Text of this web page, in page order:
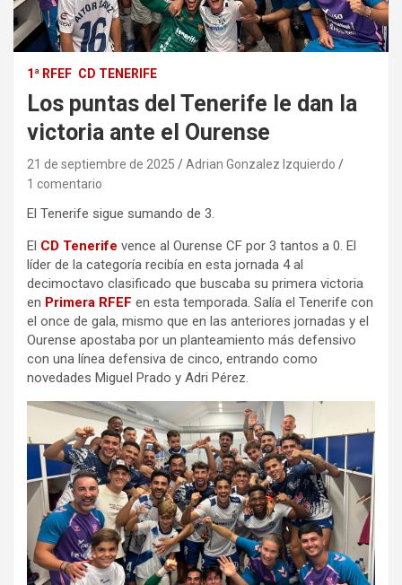
1ª RFEF CD TENERIFE
Los puntas del Tenerife le dan la
victoria ante el Ourense
21 de septiembre de 2025
Adrian Gonzalez Izquierdo
1 comentario
El Tenerife sigue sumando de 3.
El CD Tenerife vence al Ourense CF por 3 tantos a 0. El
líder de la categoría recibía en esta jornada 4 al
decimoctavo clasificado que buscaba su primera victoria
en Primera RFEF en esta temporada. Salía el Tenerife con
el once de gala, mismo que en las anteriores jornadas y el
Ourense apostaba por un planteamiento más defensivo
con una línea defensiva de cinco, entrando como
novedades Miguel Prado y Adri Pérez.